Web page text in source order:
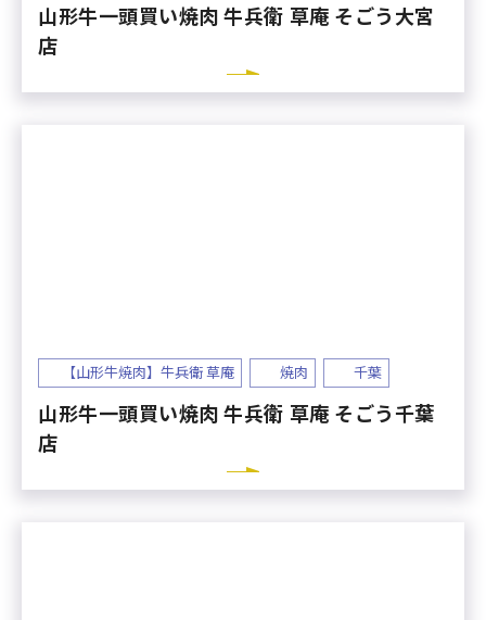
山形牛一頭買い焼肉 牛兵衛 草庵 そごう大宮
店
【山形牛焼肉】牛兵衛 草庵 焼肉 千葉
山形牛一頭買い焼肉 牛兵衛 草庵 そごう千葉
店